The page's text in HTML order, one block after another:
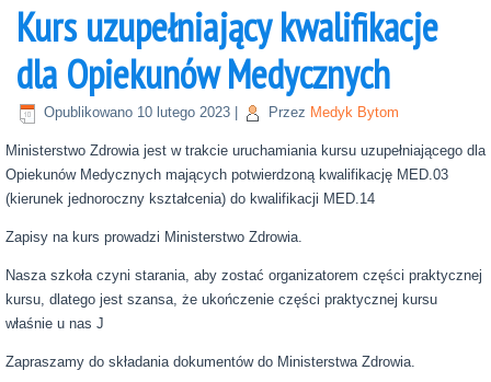
Kurs uzupełniający kwalifikacje
dla Opiekunów Medycznych
Opublikowano 10 lutego 2023 Przez Medyk Bytom
Ministerstwo Zdrowia jest w trakcie uruchamiania kursu uzupełniającego dla
Opiekunów Medycznych mających potwierdzoną kwalifikację MED.03
(kierunek jednoroczny kształcenia) do kwalifikacji MED.14
Zapisy na kurs prowadzi Ministerstwo Zdrowia.
Nasza szkoła czyni starania, aby zostać organizatorem części praktycznej
kursu, dlatego jest szansa, że ukończenie części praktycznej kursu
właśnie u nas J
Zapraszamy do składania dokumentów do Ministerstwa Zdrowia.